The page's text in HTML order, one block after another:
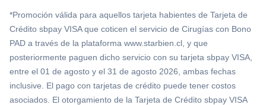
*Promoción válida para aquellos tarjeta habientes de Tarjeta de
Crédito sbpay VISA que coticen el servicio de Cirugías con Bono
PAD a través de la plataforma www.starbien.cl, y que
posteriormente paguen dicho servicio con su tarjeta sbpay VISA,
entre el 01 de agosto y el 31 de agosto 2026, ambas fechas
inclusive. El pago con tarjetas de crédito puede tener costos
asociados. El otorgamiento de la Tarjeta de Crédito sbpay VISA